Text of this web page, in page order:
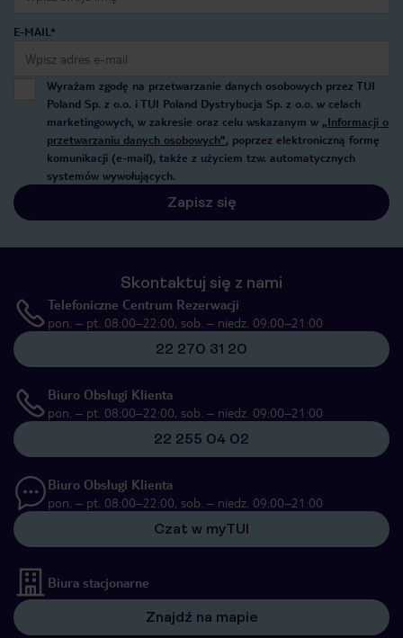
E-MAIL*
Wyrażam zgodę na przetwarzanie danych osobowych przez TUI
Poland Sp. z o.o. i TUI Poland Dystrybucja Sp. z o.o. w celach
marketingowych, w zakresie oraz celu wskazanym w „Informacji o
przetwarzaniu danych osobowych”, poprzez elektroniczną formę
komunikacji (e-mail), także z użyciem tzw. automatycznych
systemów wywołujących.
Zapisz się
Skontaktuj się z nami
Telefoniczne Centrum Rezerwacji
pon. – pt. 08:00–22:00, sob. – niedz. 09:00–21:00
22 270 31 20
Biuro Obsługi Klienta
pon. – pt. 08:00–22:00, sob. – niedz. 09:00–21:00
22 255 04 02
Biuro Obsługi Klienta
pon. – pt. 08:00–22:00, sob. – niedz. 09:00–21:00
Czat w myTUI
Biura stacjonarne
Znajdź na mapie